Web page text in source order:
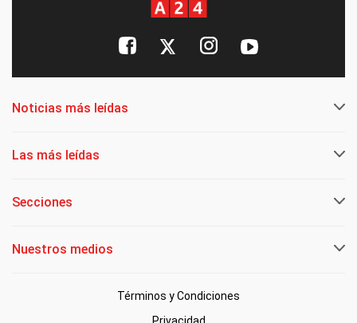
Noticias más leídas
Las más leídas
Secciones
Nuestros medios
Términos y Condiciones